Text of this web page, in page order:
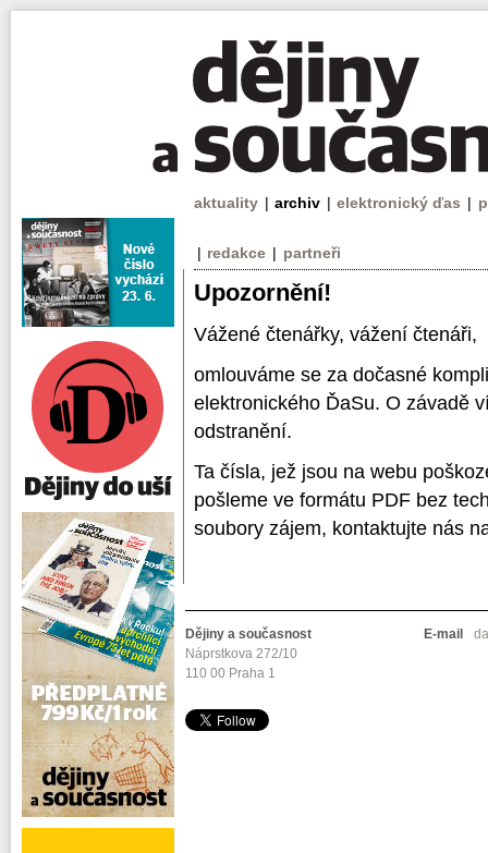
aktuality | archiv | elektronický ďas |
| redakce | partneři
Upozornění!
Vážené čtenářky, vážení čtenáři,
omlouváme se za dočasné
elektronického ĎaSu. O závadě
odstranění.
Ta čísla, jež jsou na webu
pošleme ve formátu PDF bez
soubory zájem, kontaktujte nás
Dějiny a současnost
Náprstkova 272/10
110 00 Praha 1
E-mail